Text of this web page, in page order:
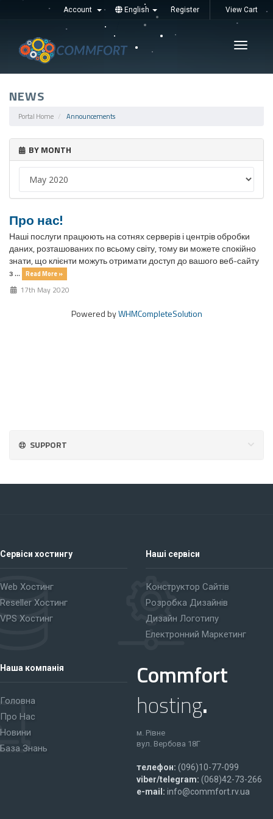
Account English Register View Cart
NEWS
Portal Home Announcements
BY MONTH
Про нас!
Наші послуги працюють на сотнях серверів і центрів обробки
даних, розташованих по всьому світу, тому ви можете спокійно
знати, що клієнти можуть отримати доступ до вашого веб-сайту
з ...
Read More »
17th May 2020
Powered byWHMCompleteSolution
SUPPORT
Сервіси хостингу
Web Хостинг
Reseller Хостинг
VPS Хостинг
Наші сервіси
Конструктор Сайтів
Розробка Дизайнів
Дизайн Логотипу
Електронний Маркетинг
Наша компанія
Головна
Про Нас
Новини
База Знань
Commfort
hosting.
м. Рівне
вул. Вербова 18Г
телефон: (096)10-77-099
viber/telegram: (068)42-73-266
e-mail: info@commfort.rv.ua